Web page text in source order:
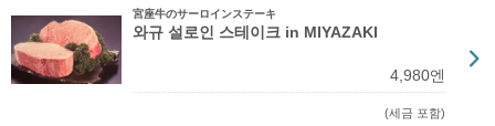
宮座牛のサーロインステーキ
와규 설로인 스테이크 in MIYAZAKI
4,980엔
(세금 포함)